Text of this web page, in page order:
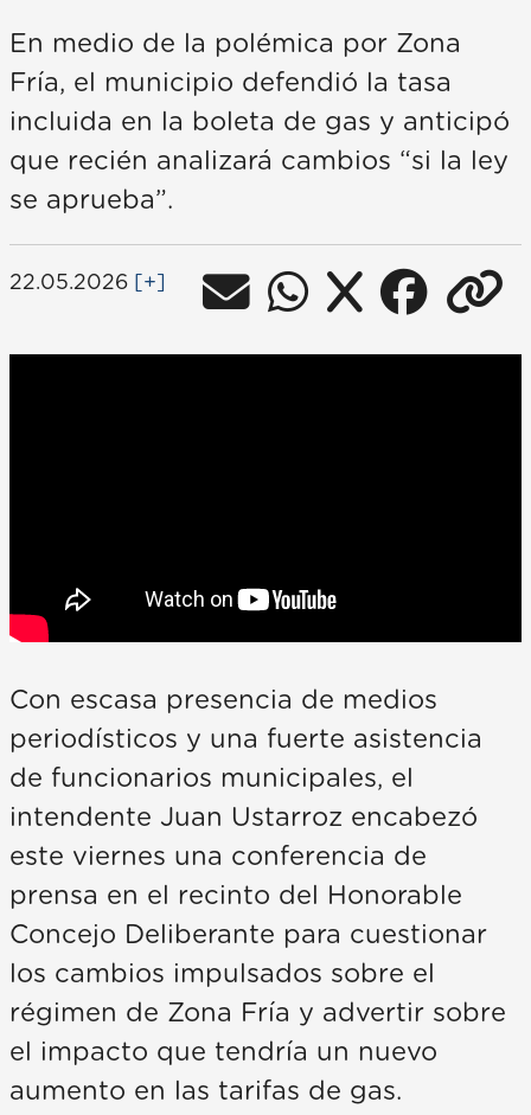
En medio de la polémica por Zona
Fría, el municipio defendió la tasa
incluida en la boleta de gas y anticipó
que recién analizará cambios “si la ley
se aprueba”.
22.05.2026 [+]
Con escasa presencia de medios
periodísticos y una fuerte asistencia
de funcionarios municipales, el
intendente Juan Ustarroz encabezó
este viernes una conferencia de
prensa en el recinto del Honorable
Concejo Deliberante para cuestionar
los cambios impulsados sobre el
régimen de Zona Fría y advertir sobre
el impacto que tendría un nuevo
aumento en las tarifas de gas.